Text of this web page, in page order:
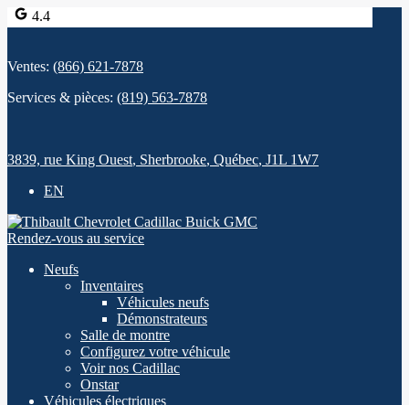
4.4
Ventes: (866) 621-7878
Services & pièces: (819) 563-7878
3839, rue King Ouest, Sherbrooke, Québec, J1L 1W7
EN
Rendez-vous au service
Neufs
Inventaires
Véhicules neufs
Démonstrateurs
Salle de montre
Configurez votre véhicule
Voir nos Cadillac
Onstar
Véhicules électriques